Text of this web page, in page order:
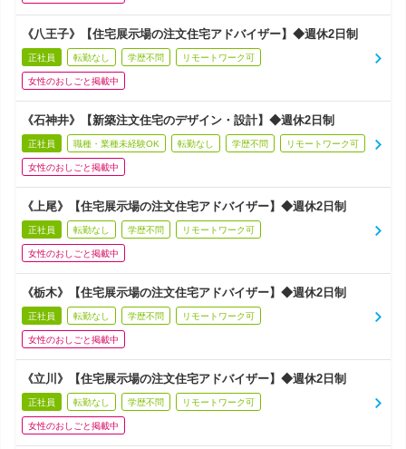
《八王子》【住宅展示場の注文住宅アドバイザー】◆週休2日制
正社員 転勤なし 学歴不問 リモートワーク可
女性のおしごと掲載中
《石神井》【新築注文住宅のデザイン・設計】◆週休2日制
正社員 職種・業種未経験OK 転勤なし 学歴不問 リモートワーク可
女性のおしごと掲載中
《上尾》【住宅展示場の注文住宅アドバイザー】◆週休2日制
正社員 転勤なし 学歴不問 リモートワーク可
女性のおしごと掲載中
《栃木》【住宅展示場の注文住宅アドバイザー】◆週休2日制
正社員 転勤なし 学歴不問 リモートワーク可
女性のおしごと掲載中
《立川》【住宅展示場の注文住宅アドバイザー】◆週休2日制
正社員 転勤なし 学歴不問 リモートワーク可
女性のおしごと掲載中